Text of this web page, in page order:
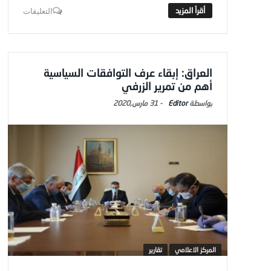
التعليقات
العراق: إبقاء عرف التوافقات السياسية
أهم من تمرير الزرفي
Editor
- 31 مارس,2020
المركز الاعلامي تقارير